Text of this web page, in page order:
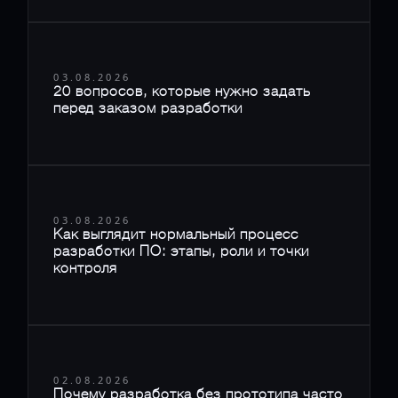
03.08.2026
20 вопросов, которые нужно задать
перед заказом разработки
03.08.2026
Как выглядит нормальный процесс
разработки ПО: этапы, роли и точки
контроля
02.08.2026
Почему разработка без прототипа часто